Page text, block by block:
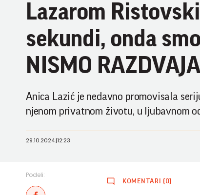
Lazarom
sekundi, onda
NISMO
Anica Lazić je nedavno promovisala
njenom privatnom životu, u ljubavnom
29.10.2024.|12:23
Podeli:
KOMENTARI (0)